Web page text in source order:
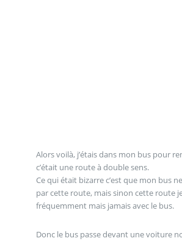
Alors voilà, j’étais dans mon bus pour
c’était une route à double sens.
Ce qui était bizarre c’est que mon bus
par cette route, mais sinon cette route
fréquemment mais jamais avec le bus.
Donc le bus passe devant une voiture